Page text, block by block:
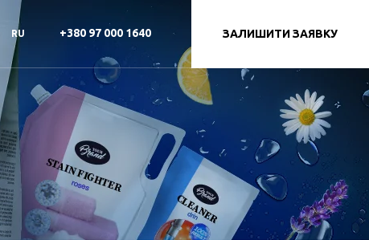
ЗАЛИШИТИ ЗАЯВКУ
+380 97 000 1640
RU